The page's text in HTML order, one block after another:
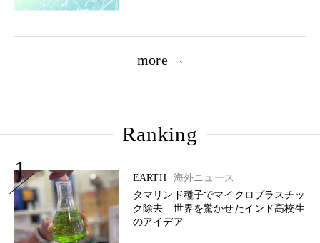
more
Ranking
1 EARTH
海外ニュース
タマリンド種子でマイクロプラスチッ
ク除去 世界を驚かせたインド高校生
のアイデア